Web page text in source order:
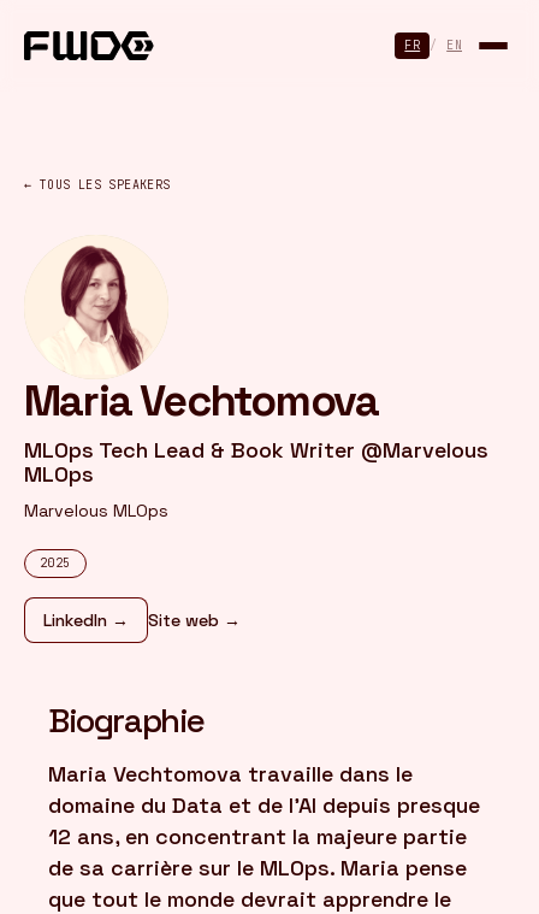
FR / EN
← TOUS LES SPEAKERS
Maria Vechtomova
MLOps Tech Lead & Book Writer @Marvelous
MLOps
Marvelous MLOps
2025
LinkedIn → Site web →
Biographie
Maria Vechtomova travaille dans le
domaine du Data et de l’AI depuis presque
12 ans, en concentrant la majeure partie
de sa carrière sur le MLOps. Maria pense
que tout le monde devrait apprendre le